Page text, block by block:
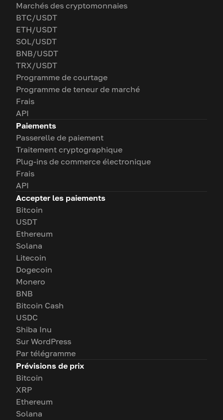
Marchés des cryptomonnaies
BTC/USDT
ETH/USDT
SOL/USDT
BNB/USDT
TRX/USDT
Programme de courtage
Programme de teneur de marché
Frais
API
Paiements
Passerelle de paiement
Traitement cryptographique
Plug-ins de commerce électronique
Frais
API
Accepter les paiements
Bitcoin
USDT
Ethereum
Solana
Litecoin
Dogecoin
Monero
BNB
Bitcoin Cash
USDC
Shiba Inu
Sur WordPress
Par télégramme
Prévisions de prix
Bitcoin
XRP
Ethereum
Solana